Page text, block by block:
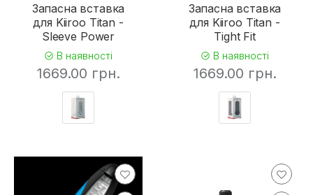
Запасна вставка
для Kiiroo Titan -
Sleeve Power
В наявності
1669.00 грн.
Запасна вставка
для Kiiroo Titan -
Tight Fit
В наявності
1669.00 грн.